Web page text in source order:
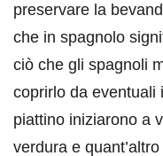
preservare la
che in spagnolo
ciò che gli spagnoli
coprirlo da eventuali
piattino iniziarono a
verdura e